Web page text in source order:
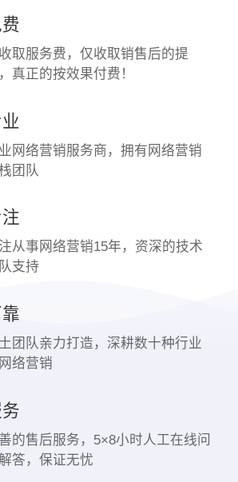
取服务费，仅收取销售后的提
真正的按效果付费！
网络营销服务商，拥有网络营销
团队
从事网络营销15年，资深的技术
支持
团队亲力打造，深耕数十种行业
络营销
的售后服务，5×8小时人工在线问
答，保证无忧